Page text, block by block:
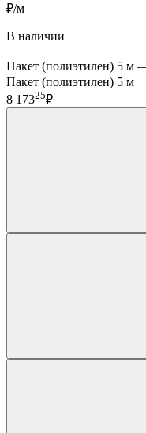
₽/м
В наличии
Пакет (полиэтилен) 5 м
Пакет (полиэтилен) 5 м
8 17325₽